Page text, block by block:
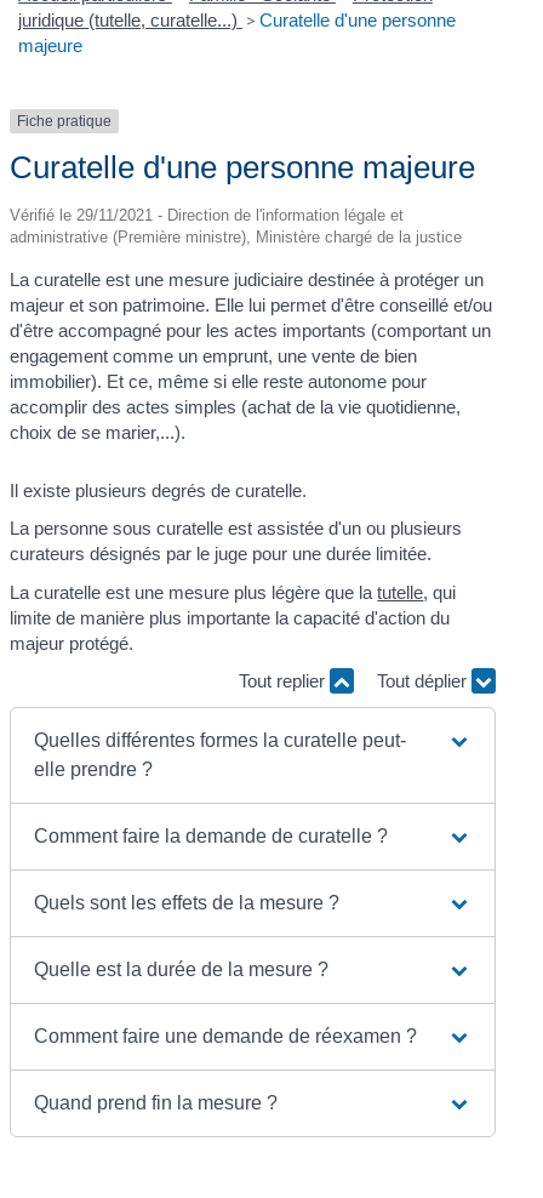
juridique (tutelle, curatelle...) > Curatelle d'une personne
majeure
Fiche pratique
Curatelle d'une personne majeure
Vérifié le 29/11/2021 - Direction de l'information légale et
administrative (Première ministre), Ministère chargé de la justice
La curatelle est une mesure judiciaire destinée à protéger un
majeur et son patrimoine. Elle lui permet d'être conseillé et/ou
d'être accompagné pour les actes importants (comportant un
engagement comme un emprunt, une vente de bien
immobilier). Et ce, même si elle reste autonome pour
accomplir des actes simples (achat de la vie quotidienne,
choix de se marier,...).
Il existe plusieurs degrés de curatelle.
La personne sous curatelle est assistée d'un ou plusieurs
curateurs désignés par le juge pour une durée limitée.
La curatelle est une mesure plus légère que latutelle, qui
limite de manière plus importante la capacité d'action du
majeur protégé.
Tout replier
Tout déplier
Quelles différentes formes la curatelle peut-
elle prendre ?
Comment faire la demande de curatelle ?
Quels sont les effets de la mesure ?
Quelle est la durée de la mesure ?
Comment faire une demande de réexamen ?
Quand prend fin la mesure ?